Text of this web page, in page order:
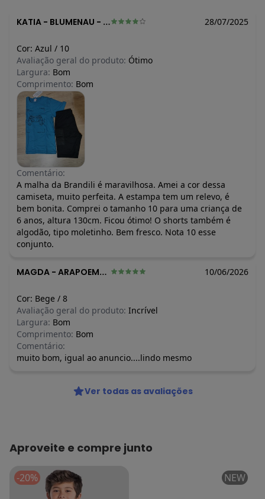
KATIA - BLUMENAU - SC 28/07/2025
Cor: Azul / 10
Avaliação geral do produto: Ótimo
Largura: Bom
Comprimento: Bom
Comentário:
A malha da Brandili é maravilhosa. Amei a cor dessa
camiseta, muito perfeita. A estampa tem um relevo, é
bem bonita. Comprei o tamanho 10 para uma criança de
6 anos, altura 130cm. Ficou ótimo! O shorts também é
algodão, tipo moletinho. Bem fresco. Nota 10 esse
conjunto.
MAGDA - ARAPOEMA - TO 10/06/2026
Cor: Bege / 8
Avaliação geral do produto: Incrível
Largura: Bom
Comprimento: Bom
Comentário:
muito bom, igual ao anuncio....lindo mesmo
Ver todas as avaliações
Aproveite e compre junto
-20% NEW